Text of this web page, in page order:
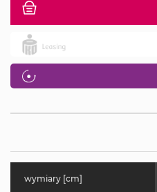
wymiary [cm]